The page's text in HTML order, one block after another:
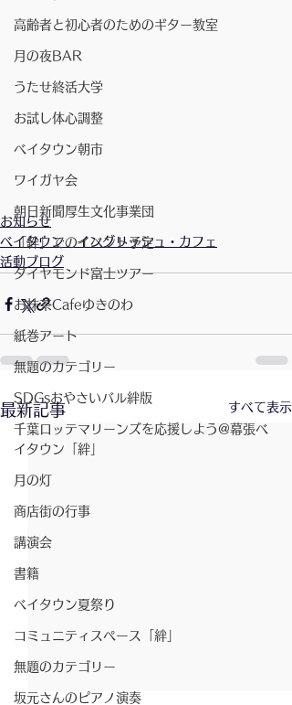
高齢者と初心者のためのギター教室
月の夜BAR
うたせ終活大学
お試し体心調整
ベイタウン朝市
ワイガヤ会
朝日新聞厚生文化事業団
「絆」でのイベント予定
ダイヤモンド富士ツアー
お抹茶Cafeゆきのわ
紙巻アート
無題のカテゴリー
SDGsおやさいバル絆版
千葉ロッテマリーンズを応援しよう@幕張ベ
イタウン「絆」
月の灯
商店街の行事
講演会
書籍
ベイタウン夏祭り
コミュニティスペース「絆」
無題のカテゴリー
坂元さんのピアノ演奏
お知らせ
ベイタウン イングリッシュ・カフェ
活動ブログ
最新記事 すべて表示